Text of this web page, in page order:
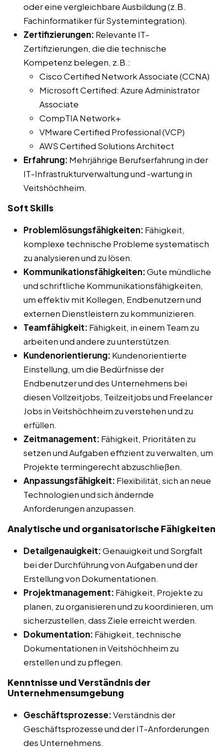
oder eine vergleichbare Ausbildung (z.B.
Fachinformatiker für Systemintegration).
Zertifizierungen: Relevante IT-
Zertifizierungen, die die technische
Kompetenz belegen, z.B.:
Cisco Certified Network Associate (CCNA)
Microsoft Certified: Azure Administrator
Associate
CompTIA Network+
VMware Certified Professional (VCP)
AWS Certified Solutions Architect
Erfahrung: Mehrjährige Berufserfahrung in der
IT-Infrastrukturverwaltung und -wartung in
Veitshöchheim.
Soft Skills
Problemlösungsfähigkeiten: Fähigkeit,
komplexe technische Probleme systematisch
zu analysieren und zu lösen.
Kommunikationsfähigkeiten:Gute mündliche
und schriftliche Kommunikationsfähigkeiten,
um effektiv mit Kollegen, Endbenutzern und
externen Dienstleistern zu kommunizieren.
Teamfähigkeit: Fähigkeit, in einem Team zu
arbeiten und andere zu unterstützen.
Kundenorientierung: Kundenorientierte
Einstellung, um die Bedürfnisse der
Endbenutzer und des Unternehmens bei
diesen Vollzeitjobs, Teilzeitjobs und Freelancer
Jobs in Veitshöchheim zu verstehen und zu
erfüllen.
Zeitmanagement: Fähigkeit, Prioritäten zu
setzen und Aufgaben effizient zu verwalten, um
Projekte termingerecht abzuschließen.
Anpassungsfähigkeit: Flexibilität, sich an neue
Technologien und sich ändernde
Anforderungen anzupassen.
Analytische und organisatorische Fähigkeiten
Detailgenauigkeit:Genauigkeit und Sorgfalt
bei der Durchführung von Aufgaben und der
Erstellung von Dokumentationen.
Projektmanagement: Fähigkeit, Projekte zu
planen, zu organisieren und zu koordinieren, um
sicherzustellen, dass Ziele erreicht werden.
Dokumentation: Fähigkeit, technische
Dokumentationen in Veitshöchheim zu
erstellen und zu pflegen.
Kenntnisse und Verständnis der
Unternehmensumgebung
Geschäftsprozesse:Verständnis der
Geschäftsprozesse und der IT-Anforderungen
des Unternehmens.